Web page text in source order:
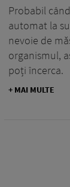
Probabil
automat la
nevoie de
organismul,
poți încerca.
+ MAI MULTE